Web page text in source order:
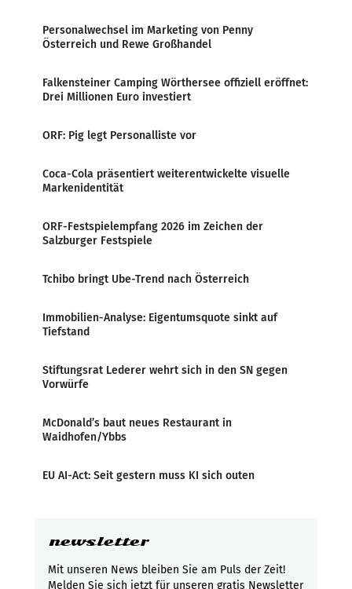
Personalwechsel im Marketing von Penny
Österreich und Rewe Großhandel
Falkensteiner Camping Wörthersee offiziell eröffnet:
Drei Millionen Euro investiert
ORF: Pig legt Personalliste vor
Coca-Cola präsentiert weiterentwickelte visuelle
Markenidentität
ORF-Festspielempfang 2026 im Zeichen der
Salzburger Festspiele
Tchibo bringt Ube-Trend nach Österreich
Immobilien-Analyse: Eigentumsquote sinkt auf
Tiefstand
Stiftungsrat Lederer wehrt sich in den SN gegen
Vorwürfe
McDonald’s baut neues Restaurant in
Waidhofen/Ybbs
EU AI-Act: Seit gestern muss KI sich outen
newsletter
Mit unseren News bleiben Sie am Puls der Zeit!
Melden Sie sich jetzt für unseren gratis Newsletter